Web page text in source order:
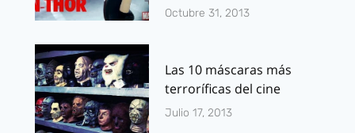
Octubre 31, 2013
Las 10 máscaras más
terroríficas del cine
Julio 17, 2013